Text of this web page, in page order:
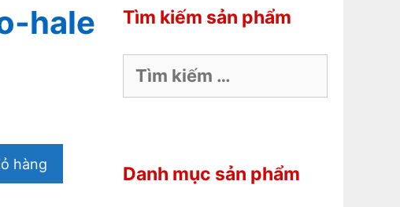
hale
hàng
Tìm kiếm sản phẩm
kiếm
cho:
Danh mục sản phẩm